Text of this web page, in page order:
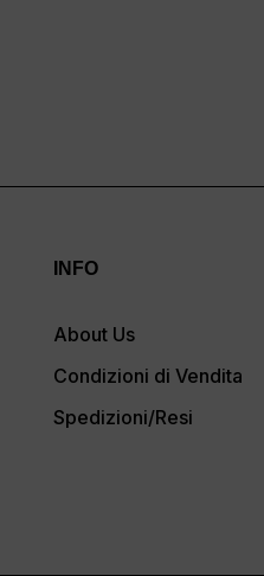
INFO
About Us
Condizioni di Vendita
Spedizioni/Resi